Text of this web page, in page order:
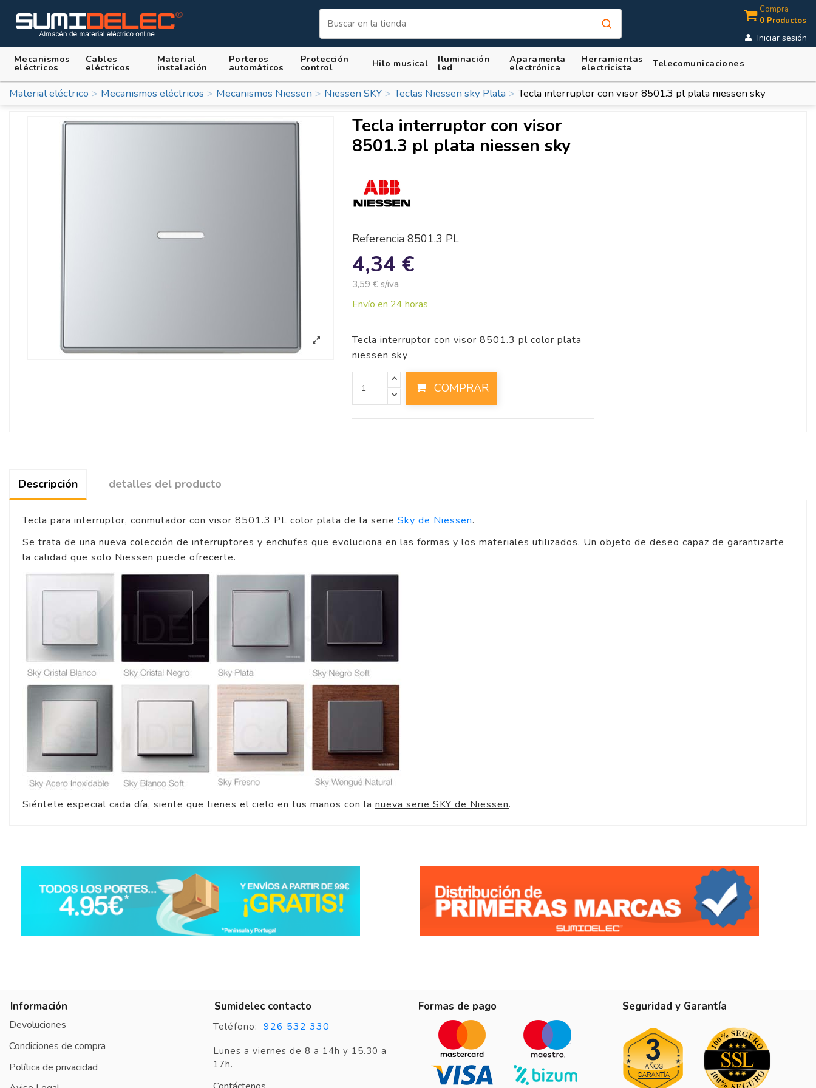
Compra
0 Productos
Iniciar sesión
Mecanismos
eléctricos
Cables
eléctricos
Material
instalación
Porteros
automáticos
Protección
control Hilo musical Iluminación
led
Aparamenta
electrónica
Herramientas
electricista Telecomunicaciones
Material eléctrico Mecanismos eléctricos Mecanismos Niessen Niessen SKY Teclas Niessen sky Plata Tecla interruptor con visor 8501.3 pl plata niessen sky
Tecla interruptor con visor
8501.3 pl plata niessen sky
Referencia 8501.3 PL
4,34 €
3,59 € s/iva
Envío en 24 horas
Tecla interruptor con visor 8501.3 pl color plata
niessen sky
COMPRAR
Descripción detalles del producto
Tecla para interruptor, conmutador con visor 8501.3 PL color plata de la serie Sky de Niessen.
Se trata de una nueva colección de interruptores y enchufes que evoluciona en las formas y los materiales utilizados. Un objeto de deseo capaz de garantizarte
la calidad que solo Niessen puede ofrecerte.
Siéntete especial cada día, siente que tienes el cielo en tus manos con la nueva serie SKY de Niessen.
Información
Devoluciones
Condiciones de compra
Política de privacidad
Sumidelec contacto
Teléfono: 926 532 330
Lunes a viernes de 8 a 14h y 15.30 a
17h.
Formas de pago Seguridad y Garantía